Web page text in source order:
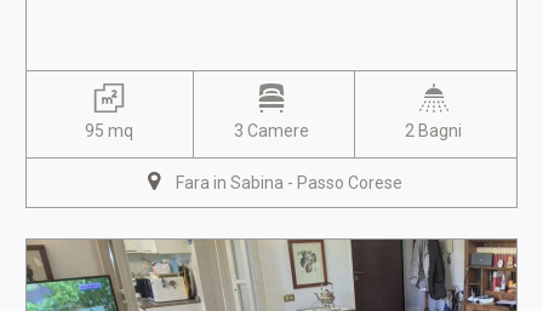
95 mq 3 Camere 2 Bagni
Fara in Sabina - Passo Corese